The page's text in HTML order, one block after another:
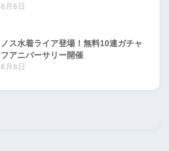
月8日
ス水着ライア登場！無料10連ガチャ
フアニバーサリー開催
月8日